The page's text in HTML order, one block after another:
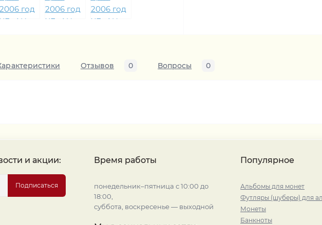
Отзывов 0 Вопросы 0
и акции:
Подписаться
Время работы
понедельник–пятница с 10:00 до
18:00,
суббота, воскресенье — выходной
Популярное
Альбомы для монет
Футляры (шуберы) для
Монеты
Банкноты